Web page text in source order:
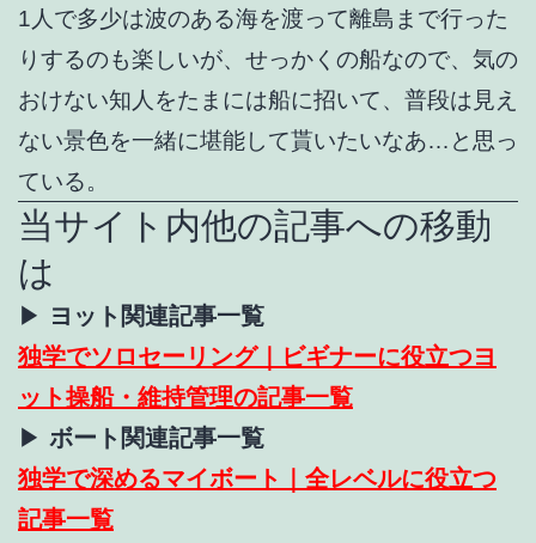
1人で多少は波のある海を渡って離島まで行った
りするのも楽しいが、せっかくの船なので、気の
おけない知人をたまには船に招いて、普段は見え
ない景色を一緒に堪能して貰いたいなあ…と思っ
ている。
当サイト内他の記事への移動
は
▶ ヨット関連記事一覧
独学でソロセーリング｜ビギナーに役立つヨ
ット操船・維持管理の記事一覧
▶ ボート関連記事一覧
独学で深めるマイボート｜全レベルに役立つ
記事一覧